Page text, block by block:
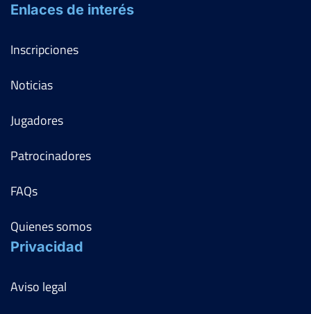
Enlaces de interés
Inscripciones
Noticias
Jugadores
Patrocinadores
FAQs
Quienes somos
Privacidad
Aviso legal